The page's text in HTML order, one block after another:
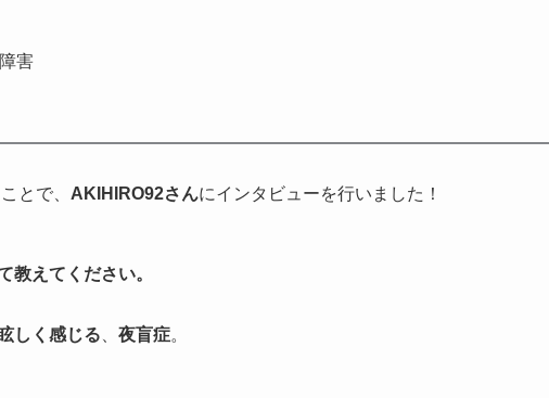
害
とで、 AKIHIRO92さんにインタビューを行いました！
教えてください。
しく感じる 夜盲症。